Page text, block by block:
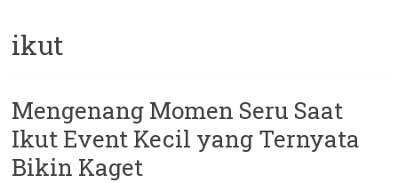
ikut
Mengenang Momen Seru Saat
Ikut Event Kecil yang Ternyata
Bikin Kaget